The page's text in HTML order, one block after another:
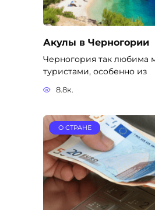
Акулы в Черногории
Черногория так любима
туристами, особенно из
8.8к.
О СТРАНЕ